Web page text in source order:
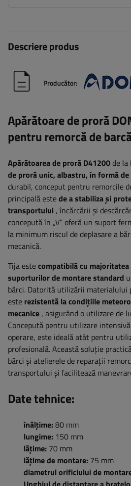
Descriere produs
Producător:
Apărătoare de proră
pentru remorcă de
Apărătoarea de proră D41200 de la
de proră unic, albastru, în formă de
durabil, conceput pentru remorcile
principală estede a stabiliza și
transportului , încărcării și
concepută în „V” oferă un suport
la minimum riscul de deplasare a
mecanică.
Tija estecompatibilă cu
suporturilor de montare standard
bărci. Datorită utilizării materialului
este rezistentă la condițiile
mecanice , asigurând o utilizare de
Concepută pentru utilizare
operare, este ideală atât pentru
profesională. Această soluție
bărci și atelierele de reparații
transportului și facilitează
Date tehnice:
înălțime:80 mm
lungime: 150 mm
lățime: 70 mm
lățime de montare: 75 mm
diametrul orificiului de